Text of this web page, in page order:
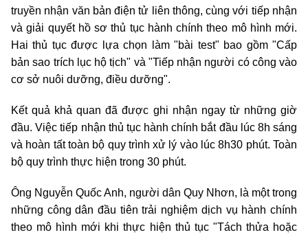
truyền nhận văn bản điện tử liên thông, cùng với tiếp nhận
và giải quyết hồ sơ thủ tục hành chính theo mô hình mới.
Hai thủ tục được lựa chọn làm "bài test" bao gồm "Cấp
bản sao trích lục hộ tịch" và "Tiếp nhận người có công vào
cơ sở nuôi dưỡng, điều dưỡng".
Kết quả khả quan đã được ghi nhận ngay từ những giờ
đầu. Việc tiếp nhận thủ tục hành chính bắt đầu lúc 8h sáng
và hoàn tất toàn bộ quy trình xử lý vào lúc 8h30 phút. Toàn
bộ quy trình thực hiện trong 30 phút.
Ông Nguyễn Quốc Anh, người dân Quy Nhơn, là một trong
những công dân đầu tiên trải nghiệm dịch vụ hành chính
theo mô hình mới khi thực hiện thủ tục "Tách thửa hoặc